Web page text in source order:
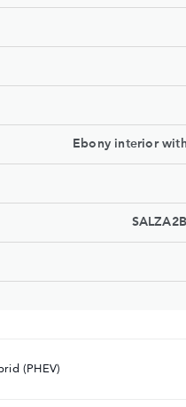
Ebony interior
(PHEV)